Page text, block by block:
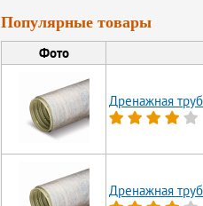
Популярные товары
Фото
Дренажная
Дренажная